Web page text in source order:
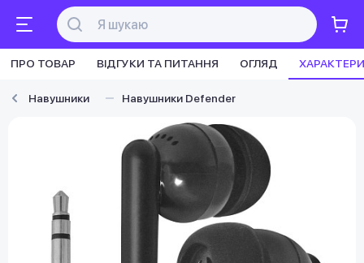
ПРО ТОВАР ВІДГУКИ ТА ПИТАННЯ ОГЛЯД
Навушники Навушники Defender